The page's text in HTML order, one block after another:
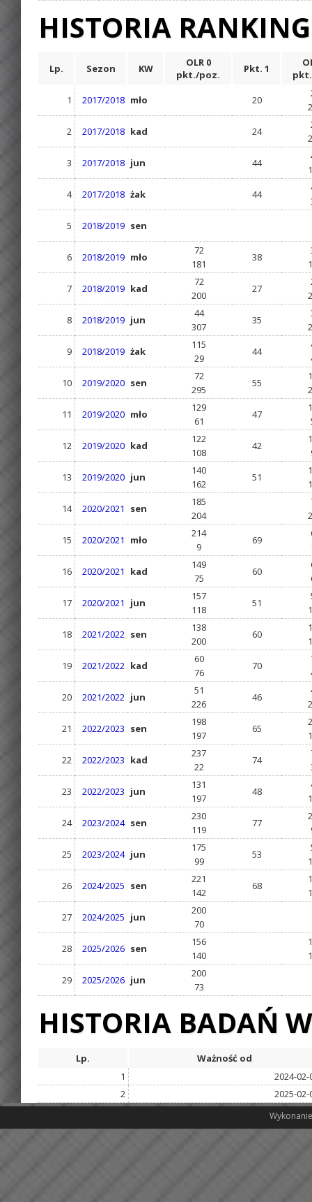
HISTORIA
Lp. Sezon KW
OLR 0
pkt./poz.
Pkt. 1
1
2017/2018 mło 20
2
2017/2018 kad 24
3
2017/2018 jun 44
4
2017/2018 żak 44
5
2018/2019 sen
6 2018/2019 mło
72
181
38
7
2018/2019 kad
72
200
27
8
2018/2019 jun
44
307
35
9
2018/2019 żak
115
29
44
10
2019/2020 sen
72
295
55
11
2019/2020 mło
129
61
47
12
2019/2020 kad
122
108
42
13
2019/2020 jun
140
162
51
14
2020/2021 sen
185
204
15
2020/2021 mło
214
9
69
16
2020/2021 kad
149
75
60
17
2020/2021 jun
157
118
51
18
2021/2022 sen
138
200
60
19
2021/2022 kad
60
76
70
20
2021/2022 jun
51
226
46
21
2022/2023 sen
198
197
65
22
2022/2023 kad
237
22
74
23
2022/2023 jun
131
197
48
24
2023/2024 sen
230
119
77
25
2023/2024 jun
175
99
53
26
2024/2025 sen
221
142
68
27
2024/2025 jun
200
70
28
2025/2026 sen
156
140
29
2025/2026 jun
200
73
HISTORIA BADAŃ
Lp.
Ważność od
1
2024-02-
2
2025-02-